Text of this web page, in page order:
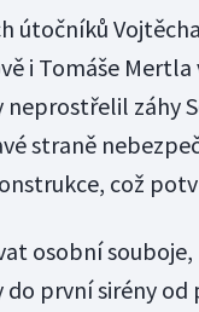
útočníků
i Tomáše
záhy
straně
což
osobní
do první sirény